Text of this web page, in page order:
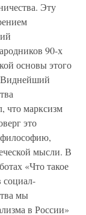
Эту
90-х
основы этого
Виднейший
что марксизм
это
философию,
мысли. В
«Что такое
социал-
мы
в России»